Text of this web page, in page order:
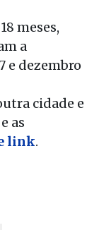
meses,
a
e dezembro
cidade e
as
link.